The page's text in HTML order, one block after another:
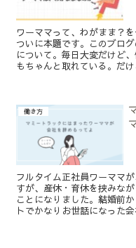
ワーママって、わがまま？
ついに本題です。このブロ
について。毎日大変だけど
もちゃんと取れている。だ
働き方
フルタイム正社員ワーママ
すが、産休・育休を挟みな
ことになりました。結婚前
トでかなりお世話になった